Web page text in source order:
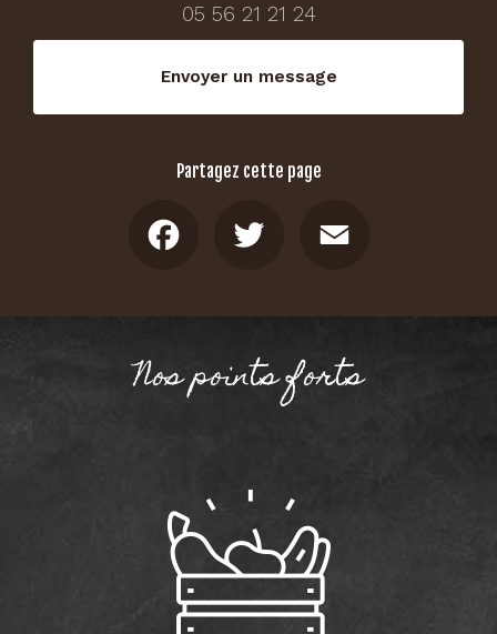
05 56 21 21 24
Envoyer un message
Partagez cette page
Nos points forts